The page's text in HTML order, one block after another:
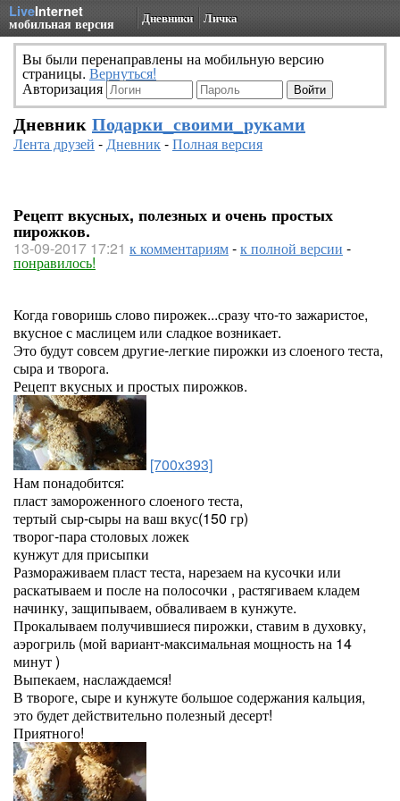
LiveInternet
мобильная версия Дневники Личка
Вы были перенаправлены на мобильную версию
страницы. Вернуться!
Авторизация
Дневник Подарки_своими_руками
Лента друзей -Дневник-Полная версия
Рецепт вкусных, полезных и очень простых
пирожков.
13-09-2017 17:21 к комментариям-к полной версии -
понравилось!
Когда говоришь слово пирожек...сразу что-то зажаристое,
вкусное с маслицем или сладкое возникает.
Это будут совсем другие-легкие пирожки из слоеного теста,
сыра и творога.
Рецепт вкусных и простых пирожков.
[700x393]
Нам понадобится:
пласт замороженного слоеного теста,
тертый сыр-сыры на ваш вкус(150 гр)
творог-пара столовых ложек
кунжут для присыпки
Размораживаем пласт теста, нарезаем на кусочки или
раскатываем и после на полосочки , растягиваем кладем
начинку, защипываем, обваливаем в кунжуте.
Прокалываем получившиеся пирожки, ставим в духовку,
аэрогриль (мой вариант-максимальная мощность на 14
минут )
Выпекаем, наслаждаемся!
В твороге, сыре и кунжуте большое содержания кальция,
это будет действительно полезный десерт!
Приятного!